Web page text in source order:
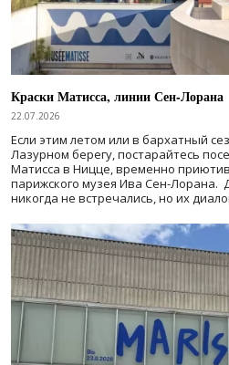
Краски Матисса, линии Сен-Лорана
22.07.2026
Если этим летом или в бархатный
Лазурном берегу, постарайтесь
Матисса в Ницце, временно
парижского музея Ива Сен-Лорана.
никогда не встречались, но их